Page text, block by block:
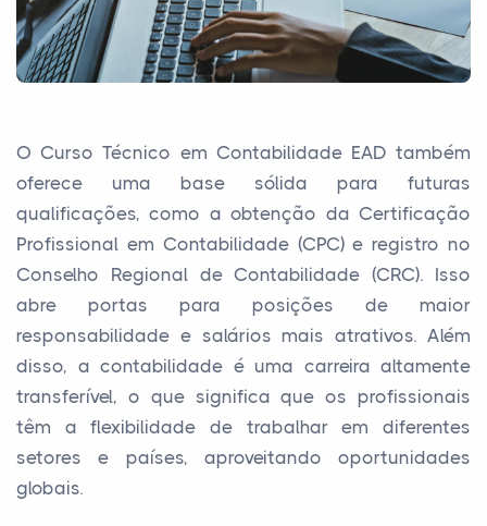
O Curso Técnico em Contabilidade EAD também
oferece uma base sólida para futuras
qualificações, como a obtenção da Certificação
Profissional em Contabilidade (CPC) e registro no
Conselho Regional de Contabilidade (CRC). Isso
abre portas para posições de maior
responsabilidade e salários mais atrativos. Além
disso, a contabilidade é uma carreira altamente
transferível, o que significa que os profissionais
têm a flexibilidade de trabalhar em diferentes
setores e países, aproveitando oportunidades
globais.